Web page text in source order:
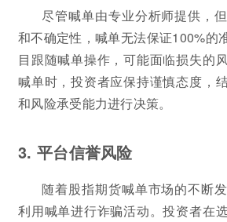
尽管喊单由专业分析师提供，
和不确定性，喊单无法保证100%的
目跟随喊单操作，可能面临损失的
喊单时，投资者应保持谨慎态度，
和风险承受能力进行决策。
3. 平台信誉风险
随着股指期货喊单市场的不断
利用喊单进行诈骗活动。投资者在